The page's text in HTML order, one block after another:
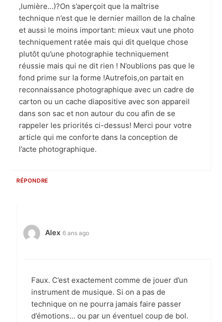
,lumière…)?On s’aperçoit que la maîtrise
technique n’est que le dernier maillon de la chaîne
et aussi le moins important: mieux vaut une photo
techniquement ratée mais qui dit quelque chose
plutôt qu’une photographie techniquement
réussie mais qui ne dit rien ! N’oublions pas que le
fond prime sur la forme !Autrefois,on partait en
reconnaissance photographique avec un cadre de
carton ou un cache diapositive avec son appareil
dans son sac et non autour du cou afin de se
rappeler les priorités ci-dessus! Merci pour votre
article qui me conforte dans la conception de
l’acte photographique.
RÉPONDRE
Alex 6 ans ago
Faux. C’est exactement comme de jouer d’un
instrument de musique. Si on a pas de
technique on ne pourra jamais faire passer
d’émotions… ou par un éventuel coup de bol.